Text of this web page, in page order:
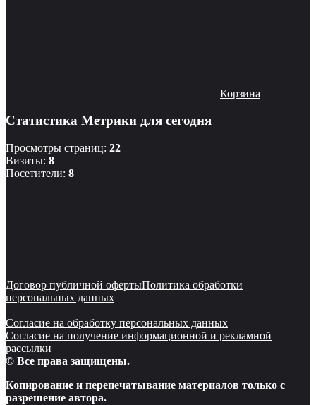
Корзина
Статистика Метрики для сегодня
Просмотры страниц: 22
Визиты: 8
Посетители: 8
Договор публичной офертыПолитика обработки
персональных данных
Согласие на обработку персональных данных
Согласие на получение информационной и рекламной
рассылки
© Все права защищены.
Копирование и перепечатывание материалов только с
разрешение автора.